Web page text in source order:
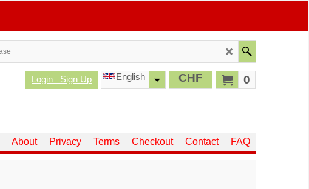
0
CHF
English
Login Sign Up
About Privacy Terms Checkout Contact FAQ